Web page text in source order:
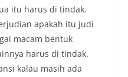
itu harus di tindak.
apakah itu judi
macam bentuk
harus di tindak.
kalau masih ada